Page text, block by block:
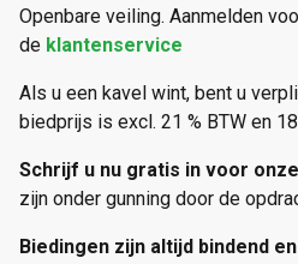
Openbare veiling. Aanmelden
de klantenservice
Als u een kavel wint, bent u
biedprijs is excl. 21 % BTW en
Schrijf u nu gratis in voor onze
zijn onder gunning door de
Biedingen zijn altijd bindend